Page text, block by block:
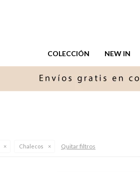
COLECCIÓN NEW IN
Chalecos Quitar filtros